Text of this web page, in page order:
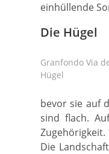
einhüllende
Die Hügel
Granfondo Via
Hügel
bevor sie auf
sind flach.
Zugehörigkeit.
Die